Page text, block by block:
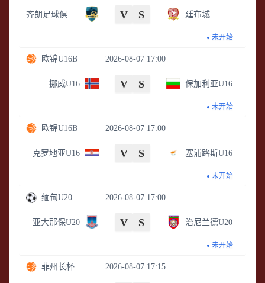
V S 廷布城
未开始
2026-08-07 17:00
欧锦U16B
挪威U16 V S 保加利亚U16
未开始
2026-08-07 17:00
欧锦U16B
克罗地亚U16 V S 塞浦路斯U16
未开始
2026-08-07 17:00
缅甸U20
亚大那保U20 V S 治尼兰德U20
未开始
2026-08-07 17:15
菲州长杯